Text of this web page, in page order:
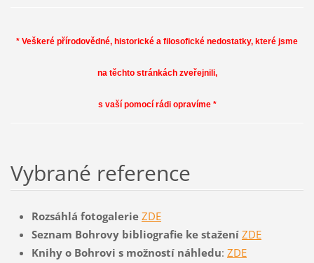
* Veškeré přírodovědné, historické a filosofické nedostatky, které jsme
na těchto stránkách zveřejnili,
s vaší pomocí rádi opravíme *
Vybrané reference
Rozsáhlá fotogalerie ZDE
Seznam Bohrovy bibliografie ke stažení ZDE
Knihy o Bohrovi s možností náhledu: ZDE